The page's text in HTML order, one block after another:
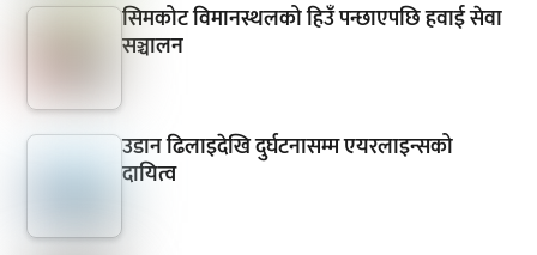
सिमकोट विमानस्थलको हिउँ पन्छाएपछि हवाई सेवा
सञ्चालन
उडान ढिलाइदेखि दुर्घटनासम्म एयरलाइन्सको
दायित्व